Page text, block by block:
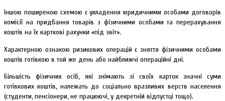
Іншою поширеною схемою є укладення юридичними особами договорів
комісії на придбання товарів з фізичними особами та перерахування
коштів на їх карткові рахунки «під звіт».
Характерною ознакою ризикових операцій є зняття фізичними особами
коштів готівкою в той же день або найближчі операційні дні.
Більшість фізичних осіб, які знімають зі своїх карток значні суми
готівкових коштів, належать до соціально вразливих верств населення
(студенти, пенсіонери, не працюючі, у декретній відпустці тощо).